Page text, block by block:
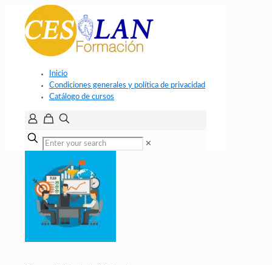
Inicio
Condiciones generales y política de privacidad
Catálogo de cursos
✕